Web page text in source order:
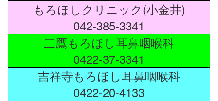
もろほしクリニック(小金井)
042-385-3341
三鷹もろほし耳鼻咽喉科
0422-37-3341
吉祥寺もろほし耳鼻咽喉科
0422-20-4133